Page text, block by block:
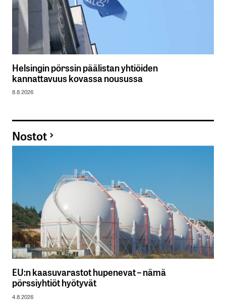
Helsingin pörssin päälistan yhtiöiden
kannattavuus kovassa nousussa
8.8.2026
Nostot
EU:n kaasuvarastot hupenevat – nämä
pörssiyhtiöt hyötyvät
4.8.2026